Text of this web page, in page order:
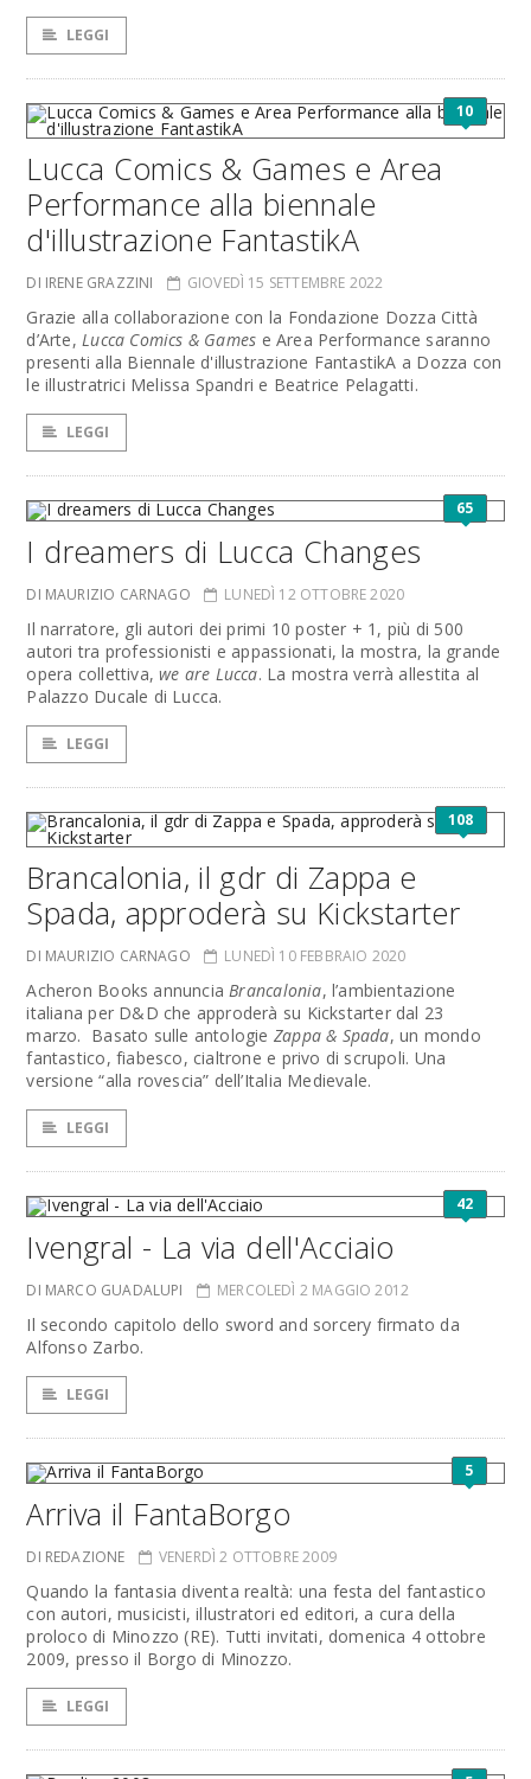
LEGGI
10
Lucca Comics & Games e Area
Performance alla biennale
d'illustrazione FantastikA
DI IRENE GRAZZINI GIOVEDÌ 15 SETTEMBRE 2022
Grazie alla collaborazione con la Fondazione Dozza Città
d’Arte,Lucca Comics & Games e Area Performance saranno
presenti alla Biennale d'illustrazione FantastikA a Dozza con
le illustratrici Melissa Spandri e Beatrice Pelagatti.
LEGGI
65
I dreamers di Lucca Changes
DI MAURIZIO CARNAGO LUNEDÌ 12 OTTOBRE 2020
Il narratore, gli autori dei primi 10 poster + 1, più di 500
autori tra professionisti e appassionati, la mostra, la grande
opera collettiva,we are Lucca. La mostra verrà allestita al
Palazzo Ducale di Lucca.
LEGGI
108
Brancalonia, il gdr di Zappa e
Spada, approderà su Kickstarter
DI MAURIZIO CARNAGO LUNEDÌ 10 FEBBRAIO 2020
Acheron Books annunciaBrancalonia, l’ambientazione
italiana per D&D che approderà su Kickstarter dal 23
marzo. Basato sulle antologie Zappa & Spada, un mondo
fantastico, fiabesco, cialtrone e privo di scrupoli. Una
versione “alla rovescia” dell’Italia Medievale.
LEGGI
42
Ivengral - La via dell'Acciaio
DI MARCO GUADALUPI MERCOLEDÌ 2 MAGGIO 2012
Il secondo capitolo dello sword and sorcery firmato da
Alfonso Zarbo.
LEGGI
5
Arriva il FantaBorgo
DI REDAZIONE VENERDÌ 2 OTTOBRE 2009
Quando la fantasia diventa realtà: una festa del fantastico
con autori, musicisti, illustratori ed editori, a cura della
proloco di Minozzo (RE). Tutti invitati, domenica 4 ottobre
2009, presso il Borgo di Minozzo.
LEGGI